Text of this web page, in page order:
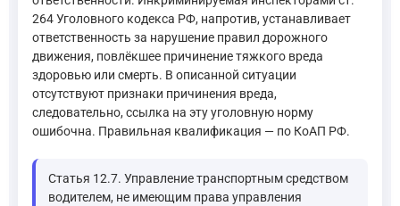
264 Уголовного кодекса РФ, напротив, устанавливает
ответственность за нарушение правил дорожного
движения, повлёкшее причинение тяжкого вреда
здоровью или смерть. В описанной ситуации
отсутствуют признаки причинения вреда,
следовательно, ссылка на эту уголовную норму
ошибочна. Правильная квалификация — по КоАП РФ.
Статья 12.7. Управление транспортным средством
водителем, не имеющим права управления